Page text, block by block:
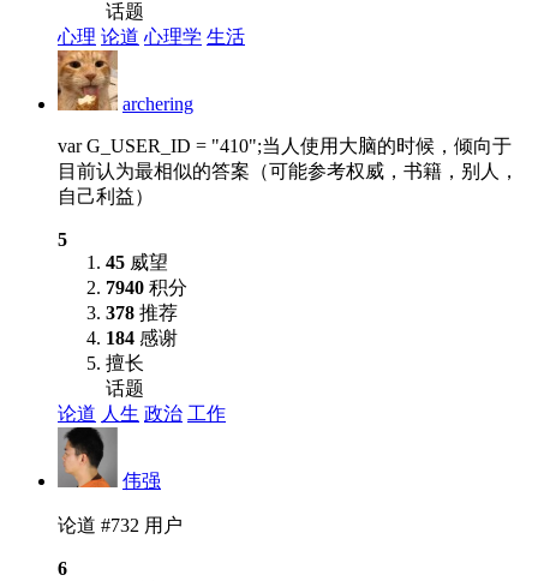
话题
心理 论道 心理学 生活
archering
var G_USER_ID = "410";当人使用大脑的时候，倾向于
目前认为最相似的答案（可能参考权威，书籍，别人，
自己利益）
5
45 威望
7940 积分
378 推荐
184 感谢
擅长
话题
论道 人生 政治 工作
伟强
论道 #732 用户
6